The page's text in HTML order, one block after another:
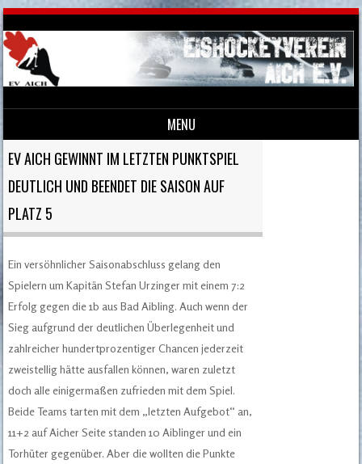
MENU
Skip to content
EV AICH GEWINNT IM LETZTEN PUNKTSPIEL
DEUTLICH UND BEENDET DIE SAISON AUF
PLATZ 5
Ein versöhnlicher Saisonabschluss gelang den
Spielern um Kapitän Stefan Urzinger mit einem 7:2
Erfolg gegen die 1b aus Bad Aibling. Auch wenn der
Sieg aufgrund der deutlichen Überlegenheit und
zahlreicher hundertprozentiger Chancen jederzeit
zweistellig hätte ausfallen können, waren zuletzt
doch alle einigermaßen zufrieden mit dem Spiel.
Beide Teams tarten mit dem „letzten Aufgebot“ an,
11+2 auf Aicher Seite standen 10 Aiblinger und ein
Torhüter gegenüber. Aber die wollten die Punkte